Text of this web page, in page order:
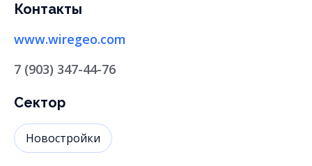
Контакты
www.wiregeo.com
7 (903) 347-44-76
Сектор
Новостройки